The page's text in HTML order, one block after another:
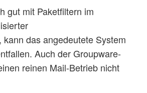
gut mit Paketfiltern im
kann das angedeutete System
Auch der Groupware-
reinen Mail-Betrieb nicht